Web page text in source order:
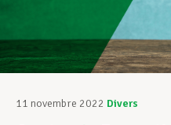
Structures
Assistance au
11 novembre 2022 Divers